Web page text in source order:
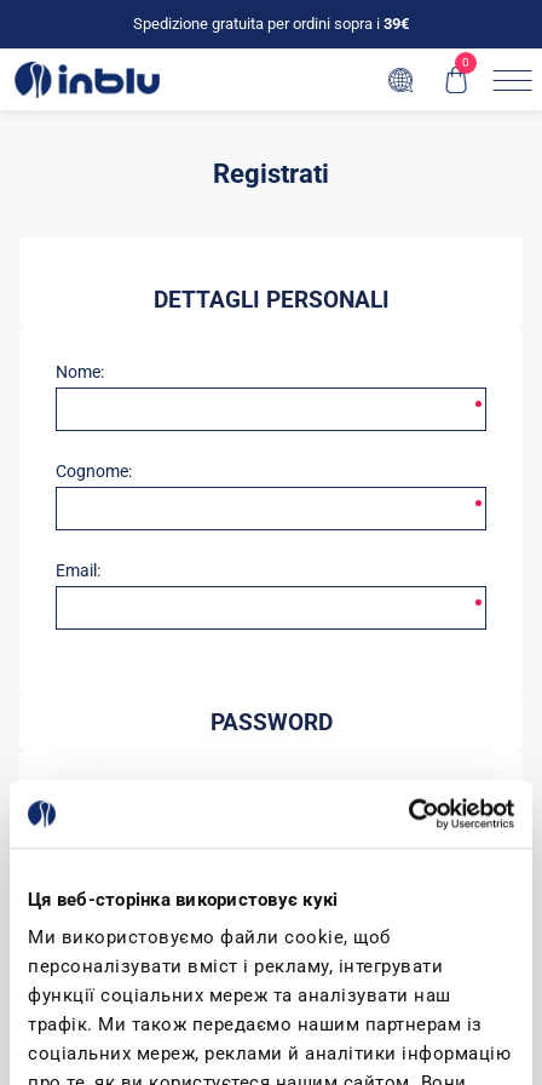
Ця веб-сторінка використовує кукі
Ми використовуємо файли cookie, щоб
персоналізувати вміст і рекламу, інтегрувати
функції соціальних мереж та аналізувати наш
трафік. Ми також передаємо нашим партнерам із
соціальних мереж, реклами й аналітики інформацію
Spedizione gratuita per ordini sopra i 39€
0
Registrati
DETTAGLI PERSONALI
Nome:
Cognome:
Email:
PASSWORD
Conferma password:
Accetto l'informativa sulla privacy